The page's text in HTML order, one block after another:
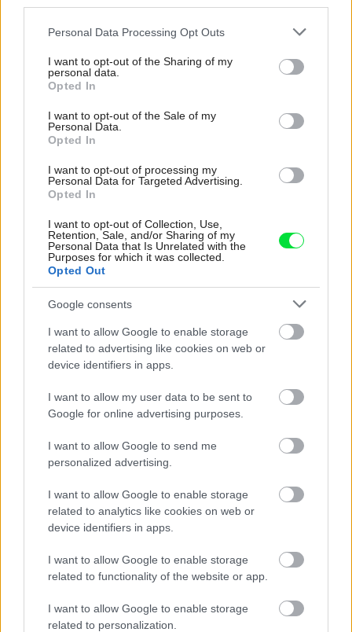
Please note that this website/app uses one or more Google
not limited to your visit or usage behaviour. You may click to
grant or deny consent to Google and its third-party tags to
use your data for below specified purposes in below Google
consent section.
Personal Data Processing Opt Outs
I want to opt-out of the Sharing of my
personal data.
Opted In
I want to opt-out of the Sale of my
Personal Data.
Opted In
I want to opt-out of processing my
Personal Data for Targeted Advertising.
Opted In
I want to opt-out of Collection, Use,
Retention, Sale, and/or Sharing of my
Personal Data that Is Unrelated with the
Purposes for which it was collected.
Opted Out
Google consents
I want to allow Google to enable storage
related to advertising like cookies on web or
device identifiers in apps.
I want to allow my user data to be sent to
Google for online advertising purposes.
I want to allow Google to send me
personalized advertising.
I want to allow Google to enable storage
related to analytics like cookies on web or
device identifiers in apps.
I want to allow Google to enable storage
related to functionality of the website or app.
I want to allow Google to enable storage
related to personalization.
Dom z tehly
Stenové spony – pomôcka pri spájaní
murovaných stien
Dom z tehly
Dom z tehly